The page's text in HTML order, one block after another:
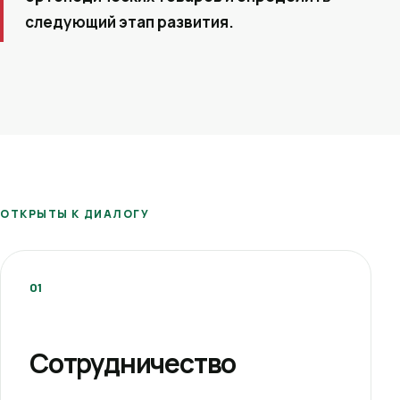
следующий этап развития.
ОТКРЫТЫ К ДИАЛОГУ
01
Сотрудничество